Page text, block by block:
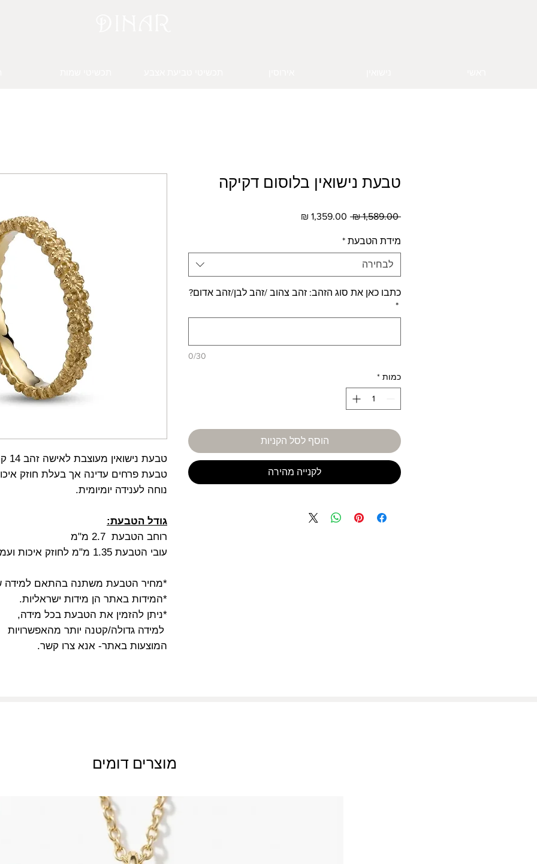
טבעת נישואין מעוצבת לאישה זהב 14 קראט
טבעת פרחים עדינה אך בעלת חוזק
נוחה לענידה יומיומית.
גודל הטבעת:
רוחב הטבעת 2.7 מ"מ
עובי הטבעת 1.35 מ"מ לחוזק איכות ועמידות
*מחיר הטבעת משתנה בהתאם למידה
*המידות באתר הן מידות ישראליות.
*ניתן להזמין את הטבעת בכל מידה,
למידה גדולה/קטנה יותר מהאפשרויות
המוצעות באתר- אנא צרו קשר.
טבעת נישואין בלוסום דקיקה
‏1,589.00 ‏₪
מחיר
מידת הטבעת *
לבחירה
כתבו כאן את סוג הזהב: זהב צהוב /זהב לבן/זהב אדום?
*
0/30
כמות *
הוסף לסל הקניות
לקנייה מהירה
מוצרים דומים